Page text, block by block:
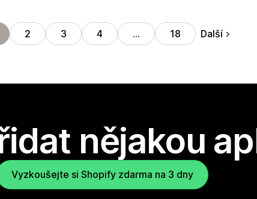
2 3 4 … 18 Další
nějakou
Vyzkoušejte si Shopify zdarma na 3 dny